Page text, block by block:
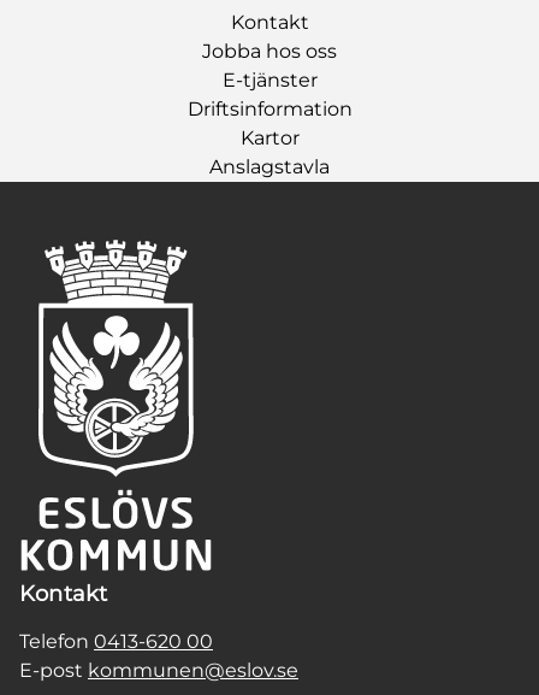
Kontakt
Jobba hos oss
E-tjänster
Driftsinformation
Kartor
Anslagstavla
Kontakt
Telefon 0413-620 00
E-post kommunen@eslov.se